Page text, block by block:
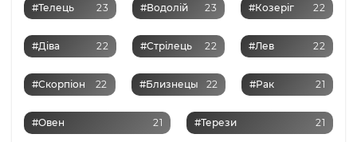
#Телець 23 #Водолій 23 #Козеріг 22
#Діва 22 #Стрілець 22 #Лев 22
#Скорпіон 22 #Близнецы 22 #Рак 21
#Овен 21 #Терези 21